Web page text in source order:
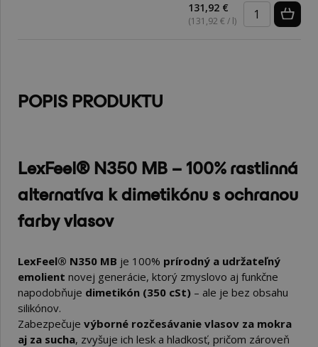
131,92 €
(131,92 € / l)
POPIS PRODUKTU
LexFeel® N350 MB – 100 % rastlinná
alternatíva k dimetikónu s ochranou
farby vlasov
LexFeel® N350 MB je 100% prírodný a udržateľný
emolient novej generácie, ktorý zmyslovo aj funkčne
napodobňuje dimetikón (350 cSt) – ale je bez obsahu
silikónov.
Zabezpečuje výborné rozčesávanie vlasov za mokra
aj za sucha, zvyšuje ich lesk a hladkosť, pričom zároveň